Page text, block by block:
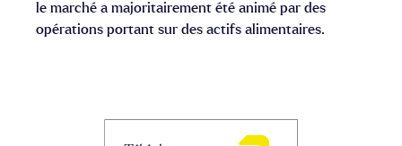
le marché a majoritairement été animé par des
opérations portant sur des actifs alimentaires.